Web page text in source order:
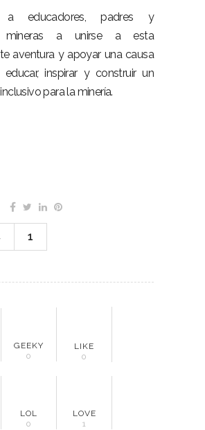
a educadores, padres y
mineras a unirse a esta
aventura y apoyar una causa
inspirar y construir un
para la minería.
1
GEEKY
0
LIKE
0
LOL
0
LOVE
1